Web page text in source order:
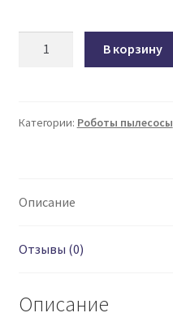
CT-
В корзину
Категории: Роботы пылесосы
Описание
Отзывы (0)
Описание